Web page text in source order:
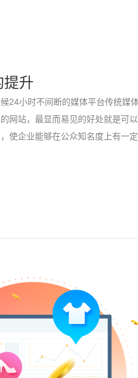
提升
24小时不间断的媒体平台传统媒
网站，最显而易见的好处就是可
使企业能够在公众知名度上有一